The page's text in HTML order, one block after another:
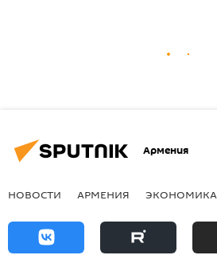
Армения
НОВОСТИ АРМЕНИЯ ЭКОНОМИКА